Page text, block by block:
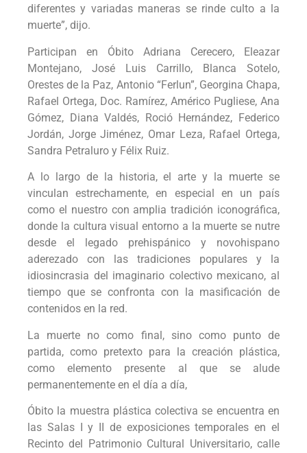
diferentes y variadas maneras se rinde culto a la
muerte”, dijo.
Participan en Óbito Adriana Cerecero, Eleazar
Montejano, José Luis Carrillo, Blanca Sotelo,
Orestes de la Paz, Antonio “Ferlun”, Georgina Chapa,
Rafael Ortega, Doc. Ramírez, Américo Pugliese, Ana
Gómez, Diana Valdés, Roció Hernández, Federico
Jordán, Jorge Jiménez, Omar Leza, Rafael Ortega,
Sandra Petraluro y Félix Ruiz.
A lo largo de la historia, el arte y la muerte se
vinculan estrechamente, en especial en un país
como el nuestro con amplia tradición iconográfica,
donde la cultura visual entorno a la muerte se nutre
desde el legado prehispánico y novohispano
aderezado con las tradiciones populares y la
idiosincrasia del imaginario colectivo mexicano, al
tiempo que se confronta con la masificación de
contenidos en la red.
La muerte no como final, sino como punto de
partida, como pretexto para la creación plástica,
como elemento presente al que se alude
permanentemente en el día a día,
Óbito la muestra plástica colectiva se encuentra en
las Salas I y II de exposiciones temporales en el
Recinto del Patrimonio Cultural Universitario, calle